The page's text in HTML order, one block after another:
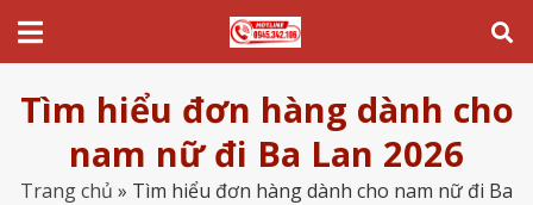
Tìm hiểu đơn hàng dành cho
nam nữ đi Ba Lan 2026
Trang chủ » Tìm hiểu đơn hàng dành cho nam nữ đi Ba